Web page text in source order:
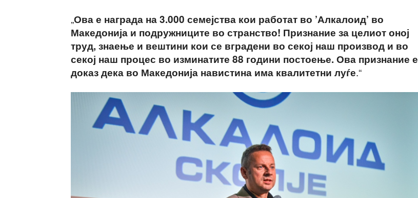
„Ова е награда на 3.000 семејства кои работат во ’Алкалоид’ во
Македонија и подружниците во странство! Признание за целиот оној
труд, знаење и вештини кои се вградени во секој наш производ и во
секој наш процес во изминатите 88 години постоење. Ова признание е
доказ дека во Македонија навистина има квалитетни луѓе.“